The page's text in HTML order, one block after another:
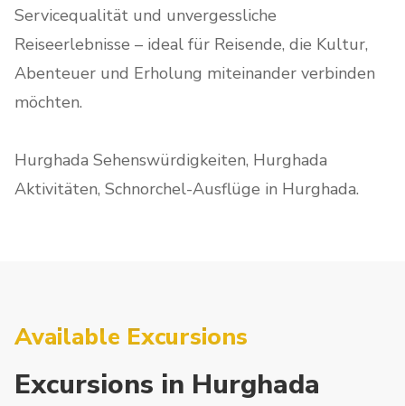
Servicequalität und unvergessliche
Reiseerlebnisse – ideal für Reisende, die Kultur,
Abenteuer und Erholung miteinander verbinden
möchten.
Hurghada Sehenswürdigkeiten, Hurghada
Aktivitäten, Schnorchel-Ausflüge in Hurghada.
Available Excursions
Excursions in Hurghada